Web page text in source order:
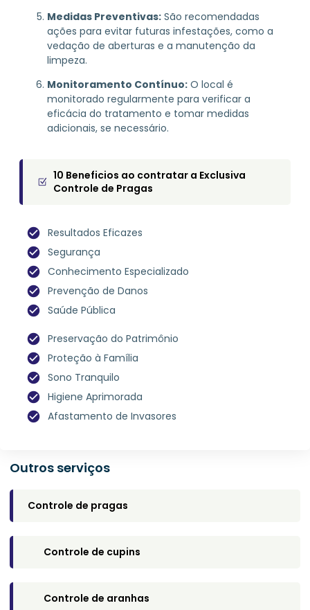
Outros serviços
Controle de pragas
Controle de cupins​
Controle de aranhas​
Medidas Preventivas: São recomendadas
ações para evitar futuras infestações, como a
vedação de aberturas e a manutenção da
limpeza.
Monitoramento Contínuo: O local é
monitorado regularmente para verificar a
eficácia do tratamento e tomar medidas
adicionais, se necessário.
10 Beneficios ao contratar a Exclusiva
Controle de Pragas
Resultados Eficazes
Segurança
Conhecimento Especializado
Prevenção de Danos
Saúde Pública
Preservação do Patrimônio
Proteção à Família
Sono Tranquilo
Higiene Aprimorada
Afastamento de Invasores